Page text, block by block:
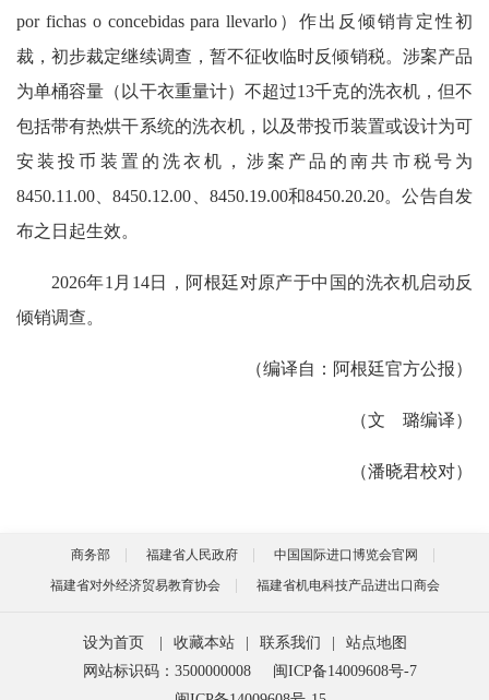
por fichas o concebidas para llevarlo）作出反倾销肯定性初
裁，初步裁定继续调查，暂不征收临时反倾销税。涉案产品
为单桶容量（以干衣重量计）不超过13千克的洗衣机，但不
包括带有热烘干系统的洗衣机，以及带投币装置或设计为可
安装投币装置的洗衣机，涉案产品的南共市税号为
8450.11.00、8450.12.00、8450.19.00和8450.20.20。公告自发
布之日起生效。
2026年1月14日，阿根廷对原产于中国的洗衣机启动反
倾销调查。
（编译自：阿根廷官方公报）
（文 璐编译）
（潘晓君校对）
商务部 福建省人民政府
中国国际进口博览会官网
福建省对外经济贸易教育协会
福建省机电科技产品进出口商会
设为首页 收藏本站 联系我们
站点地图
网站标识码：3500000008
闽ICP备14009608号-7